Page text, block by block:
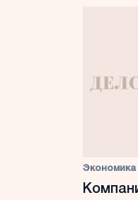
Экономика